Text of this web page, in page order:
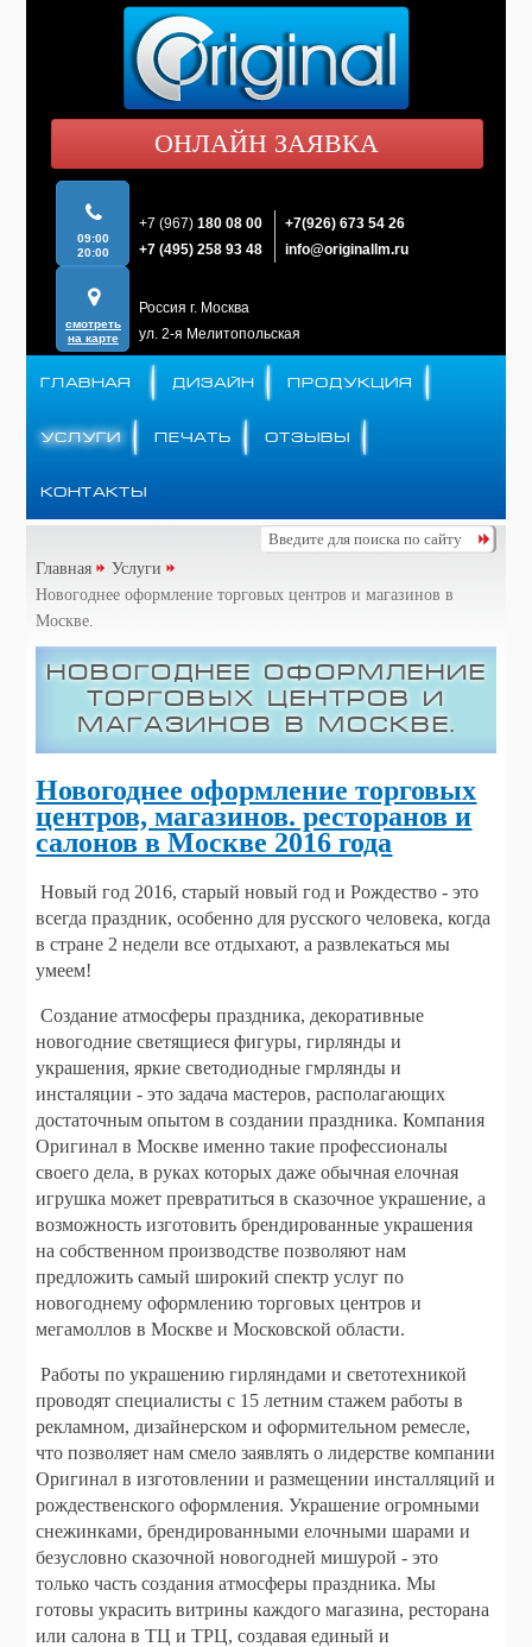
09:00
20:00
+7 (967)180 08 00
+7 (495)258 93 48
+7(926)673 54 26
info@originallm.ru
смотреть
на карте
Россия г. Москва
ул. 2-я Мелитопольская
ОНЛАЙН ЗАЯВКА
ГЛАВНАЯ ДИЗАЙН ПРОДУКЦИЯ
УСЛУГИ ПЕЧАТЬ ОТЗЫВЫ
КОНТАКТЫ
Главная
Услуги
Новогоднее оформление торговых центров и магазинов в
Москве.
Новогоднее оформление
торговых центров и
магазинов в Москве.
Новогоднее оформление торговых
центров, магазинов. ресторанов и
салонов в Москве 2016 года
Новый год 2016, старый новый год и Рождество - это
всегда праздник, особенно для русского человека, когда
в стране 2 недели все отдыхают, а развлекаться мы
умеем!
Создание атмосферы праздника, декоративные
новогодние светящиеся фигуры, гирлянды и
украшения, яркие светодиодные гмрлянды и
инсталяции - это задача мастеров, располагающих
достаточным опытом в создании праздника. Компания
Оригинал в Москве именно такие профессионалы
своего дела, в руках которых даже обычная елочная
игрушка может превратиться в сказочное украшение, а
возможность изготовить брендированные украшения
на собственном производстве позволяют нам
предложить самый широкий спектр услуг по
новогоднему оформлению торговых центров и
мегамоллов в Москве и Московской области.
Работы по украшению гирляндами и светотехникой
проводят специалисты с 15 летним стажем работы в
рекламном, дизайнерском и оформительном ремесле,
что позволяет нам смело заявлять о лидерстве компании
Оригинал в изготовлении и размещении инсталляций и
рождественского оформления. Украшение огромными
снежинками, брендированными елочными шарами и
безусловно сказочной новогодней мишурой - это
только часть создания атмосферы праздника. Мы
готовы украсить витрины каждого магазина, ресторана
или салона в ТЦ и ТРЦ, создавая единый и